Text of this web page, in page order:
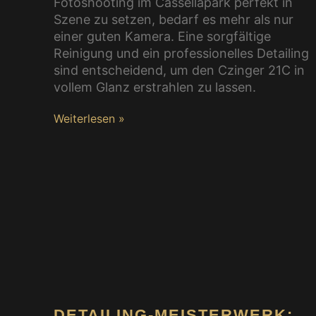
Szene zu setzen, bedarf es mehr als nur
einer guten Kamera. Eine sorgfältige
Reinigung und ein professionelles Detailing
sind entscheidend, um den Czinger 21C in
vollem Glanz erstrahlen zu lassen.
Weiterlesen »